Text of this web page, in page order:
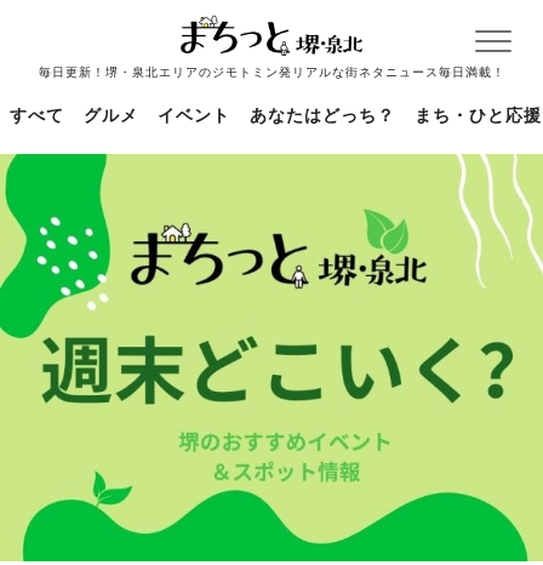
毎日更新！堺・泉北エリアのジモトミン発リアルな街ネタニュース毎日満載！
すべて グルメ イベント あなたはどっち？ まち・ひと応援